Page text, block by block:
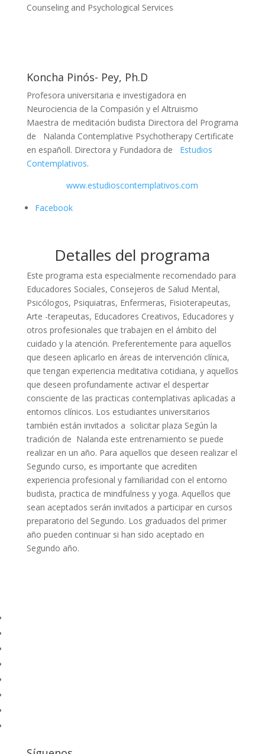
Counseling and Psychological Services
Koncha Pinós- Pey, Ph.D
Profesora universitaria e investigadora en
Neurociencia de la Compasión y el Altruismo
Maestra de meditación budista Directora del Programa
de Nalanda Contemplative Psychotherapy Certificate
en españoll. Directora y Fundadora de Estudios
Contemplativos.
www.estudioscontemplativos.com
Facebook
Detalles del programa
Este programa esta especialmente recomendado para
Educadores Sociales, Consejeros de Salud Mental,
Psicólogos, Psiquiatras, Enfermeras, Fisioterapeutas,
Arte -terapeutas, Educadores Creativos, Educadores y
otros profesionales que trabajen en el ámbito del
cuidado y la atención. Preferentemente para aquellos
que deseen aplicarlo en áreas de intervención clínica,
que tengan experiencia meditativa cotidiana, y aquellos
que deseen profundamente activar el despertar
consciente de las practicas contemplativas aplicadas a
entornos clínicos. Los estudiantes universitarios
también están invitados a solicitar plaza Según la
tradición de Nalanda este entrenamiento se puede
realizar en un año. Para aquellos que deseen realizar el
Segundo curso, es importante que acrediten
experiencia profesional y familiaridad con el entorno
budista, practica de mindfulness y yoga. Aquellos que
sean aceptados serán invitados a participar en cursos
preparatorio del Segundo. Los graduados del primer
año pueden continuar si han sido aceptado en
Segundo año.